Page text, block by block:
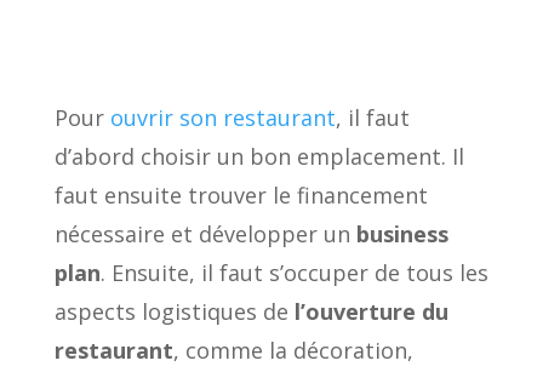
Pour ouvrir son restaurant, il faut
d’abord choisir un bon emplacement. Il
faut ensuite trouver le financement
nécessaire et développer un business
plan. Ensuite, il faut s’occuper de tous les
aspects logistiques de l’ouverture du
restaurant, comme la décoration,